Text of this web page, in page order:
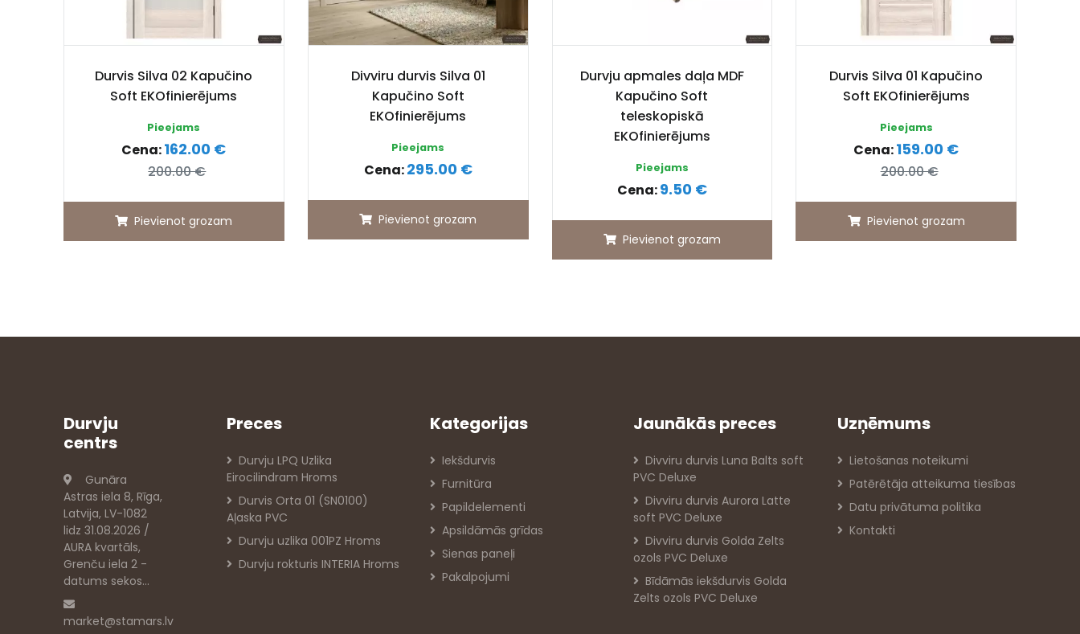
Durvis Silva 02 Kapučino
Soft EKOfinierējums
Pieejams
Cena:162.00 €
200.00 €
Pievienot grozam
Divviru durvis Silva 01
Kapučino Soft
EKOfinierējums
Pieejams
Cena:295.00 €
Pievienot grozam
Durvju apmales daļa MDF
Kapučino Soft
teleskopiskā
EKOfinierējums
Pieejams
Cena:9.50 €
Pievienot grozam
Durvis Silva 01 Kapučino
Soft EKOfinierējums
Pieejams
Cena:159.00 €
200.00 €
Pievienot grozam
Durvju
centrs
Gunāra
Astras iela 8, Rīga,
Latvija, LV-1082
lidz 31.08.2026 /
AURA kvartāls,
Grenču iela 2 -
datums sekos...
market@stamars.lv
Preces
Durvju LPQ Uzlika
Eirocilindram Hroms
Durvis Orta 01 (SN0100)
Aļaska PVC
Durvju uzlika 001PZ Hroms
Durvju rokturis INTERIA Hroms
Kategorijas
Iekšdurvis
Furnitūra
Papildelementi
Apsildāmās grīdas
Sienas paneļi
Pakalpojumi
Jaunākās preces
Divviru durvis Luna Balts soft
PVC Deluxe
Divviru durvis Aurora Latte
soft PVC Deluxe
Divviru durvis Golda Zelts
ozols PVC Deluxe
Bīdāmās iekšdurvis Golda
Zelts ozols PVC Deluxe
Uzņēmums
Lietošanas noteikumi
Patērētāja atteikuma tiesības
Datu privātuma politika
Kontakti